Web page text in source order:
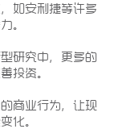
如安利捷等许多
。
研究中，更多的
投资。
商业行为，让现
化。